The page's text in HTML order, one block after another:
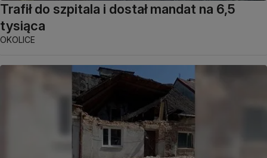
Trafił do szpitala i dostał mandat na 6,5
tysiąca
OKOLICE